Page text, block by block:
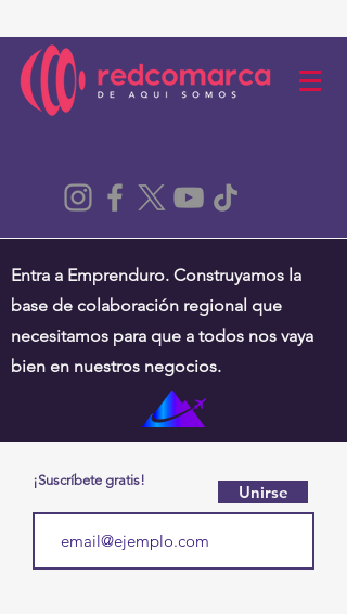
Entra a Emprenduro. Construyamos la
base de colaboración regional que
necesitamos para que a todos nos vaya
bien en nuestros negocios.
¡Suscríbete gratis!
Unirse